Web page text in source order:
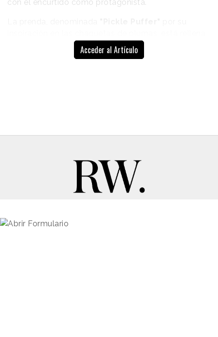
con el encurtido como protagonista.
rodajas y jugo de pepinillos
que, gracias a un
tejido transparente, son visibiles. Además, el
Acceder al Artículo